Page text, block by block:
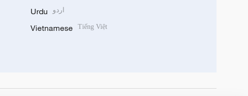
Urdu اردو
Vietnamese Tiếng Việt